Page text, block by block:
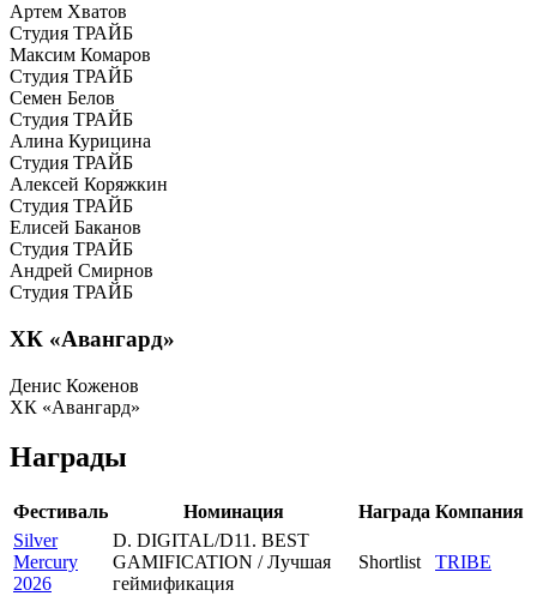
Артем Хватов
Студия ТРАЙБ
Максим Комаров
Студия ТРАЙБ
Семен Белов
Студия ТРАЙБ
Алина Курицина
Студия ТРАЙБ
Алексей Коряжкин
Студия ТРАЙБ
Елисей Баканов
Студия ТРАЙБ
Андрей Смирнов
Студия ТРАЙБ
ХК «Авангард»
Денис Коженов
ХК «Авангард»
Награды
Фестиваль Номинация Награда Компания
Silver
Mercury
2026
D. DIGITAL/D11. BEST
GAMIFICATION / Лучшая
геймификация
Shortlist TRIBE